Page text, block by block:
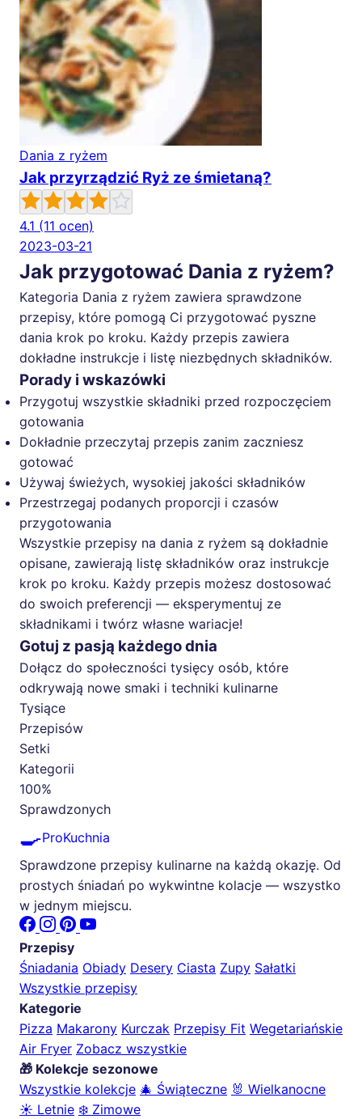
Dania z ryżem
Jak przyrządzić Ryż ze śmietaną?
4.1 (11 ocen)
2023-03-21
Jak przygotować Dania z ryżem?
Kategoria Dania z ryżem zawiera sprawdzone
przepisy, które pomogą Ci przygotować pyszne
dania krok po kroku. Każdy przepis zawiera
dokładne instrukcje i listę niezbędnych składników.
Porady i wskazówki
Przygotuj wszystkie składniki przed rozpoczęciem
gotowania
Dokładnie przeczytaj przepis zanim zaczniesz
gotować
Używaj świeżych, wysokiej jakości składników
Przestrzegaj podanych proporcji i czasów
przygotowania
Wszystkie przepisy na dania z ryżem są dokładnie
opisane, zawierają listę składników oraz instrukcje
krok po kroku. Każdy przepis możesz dostosować
do swoich preferencji — eksperymentuj ze
składnikami i twórz własne wariacje!
Gotuj z pasją każdego dnia
Dołącz do społeczności tysięcy osób, które
odkrywają nowe smaki i techniki kulinarne
Tysiące
Przepisów
Setki
Kategorii
100%
Sprawdzonych
🍳ProKuchnia
Sprawdzone przepisy kulinarne na każdą okazję. Od
prostych śniadań po wykwintne kolacje — wszystko
w jednym miejscu.
Przepisy
Śniadania Obiady Desery Ciasta Zupy Sałatki
Wszystkie przepisy
Kategorie
Pizza Makarony Kurczak Przepisy Fit Wegetariańskie
Air Fryer Zobacz wszystkie
🎁 Kolekcje sezonowe
Wszystkie kolekcje 🎄 Świąteczne 🐰 Wielkanocne
☀️ Letnie ❄️ Zimowe